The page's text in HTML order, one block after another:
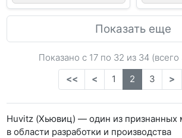
Показать еще
Показано с 17 по 32 из 34
<<
< 1 2 3 >
Huvitz (Хьювиц) — один из признанных
в области разработки и производства